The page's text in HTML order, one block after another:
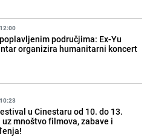
područjima: Ex-Yu
organizira humanitarni koncert
u Cinestaru od 10. do 13.
mnoštvo filmova, zabave i